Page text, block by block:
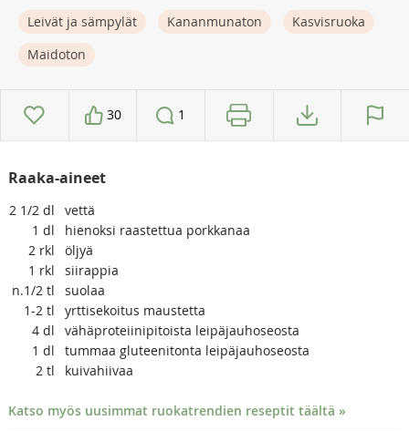
Leivät ja sämpylät Kananmunaton
Kasvisruoka
Maidoton
30 1
Raaka-aineet
2 1/2 dl
vettä
1 dl
hienoksi raastettua porkkanaa
2 rkl
öljyä
1 rkl
siirappia
n.1/2 tl
suolaa
1-2 tl
yrttisekoitus maustetta
4 dl
vähäproteiinipitoista leipäjauhoseosta
1 dl
tummaa gluteenitonta leipäjauhoseosta
2 tl kuivahiivaa
Katso myös uusimmat ruokatrendien reseptit täältä »